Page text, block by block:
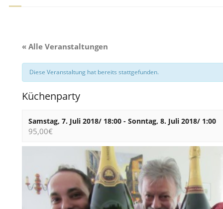
« Alle Veranstaltungen
Diese Veranstaltung hat bereits stattgefunden.
Küchenparty
Samstag, 7. Juli 2018/ 18:00 - Sonntag, 8. Juli 2018/ 1:00
95,00€